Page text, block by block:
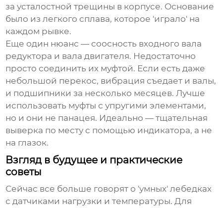
за усталостной трещины в корпусе. Основание
было из легкого сплава, которое 'играло' на
каждом рывке.
Еще один нюанс — соосность входного вала
редуктора и вала двигателя. Недостаточно
просто соединить их муфтой. Если есть даже
небольшой перекос, вибрация съедает и валы,
и подшипники за несколько месяцев. Лучше
использовать муфты с упругими элементами,
но и они не панацея. Идеально — тщательная
выверка по месту с помощью индикатора, а не
на глазок.
Взгляд в будущее и практические
советы
Сейчас все больше говорят о 'умных' лебедках
с датчиками нагрузки и температуры. Для